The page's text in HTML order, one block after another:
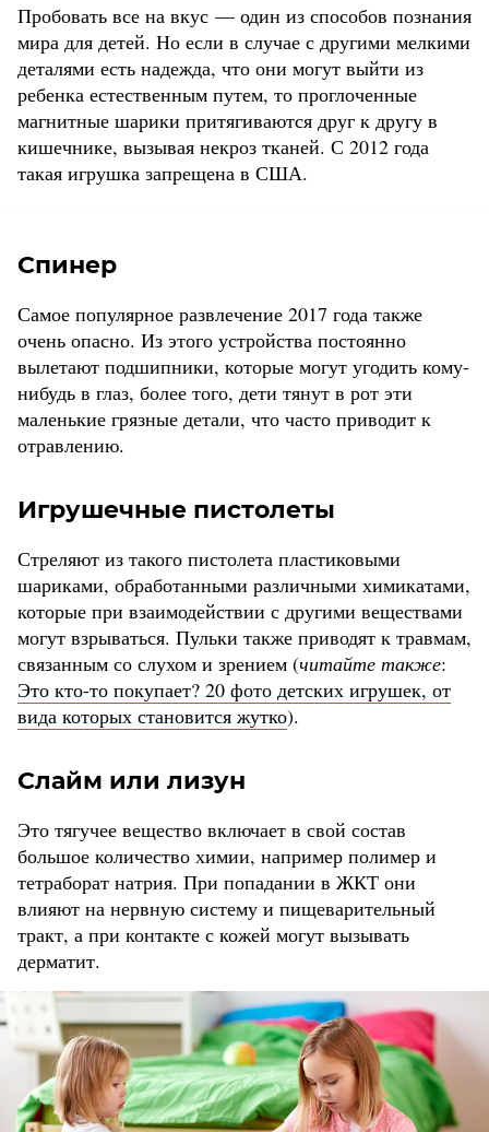
Пробовать все на вкус — один из способов познания
мира для детей. Но если в случае с другими мелкими
деталями есть надежда, что они могут выйти из
ребенка естественным путем, то проглоченные
магнитные шарики притягиваются друг к другу в
кишечнике, вызывая некроз тканей. С 2012 года
такая игрушка запрещена в США.
Спинер
Самое популярное развлечение 2017 года также
очень опасно. Из этого устройства постоянно
вылетают подшипники, которые могут угодить кому-
нибудь в глаз, более того, дети тянут в рот эти
маленькие грязные детали, что часто приводит к
отравлению.
Игрушечные пистолеты
Стреляют из такого пистолета пластиковыми
шариками, обработанными различными химикатами,
которые при взаимодействии с другими веществами
могут взрываться. Пульки также приводят к травмам,
связанным со слухом и зрением (читайте также:
Это кто-то покупает? 20 фото детских игрушек, от
вида которых становится жутко).
Слайм или лизун
Это тягучее вещество включает в свой состав
большое количество химии, например полимер и
тетраборат натрия. При попадании в ЖКТ они
влияют на нервную систему и пищеварительный
тракт, а при контакте с кожей могут вызывать
дерматит.